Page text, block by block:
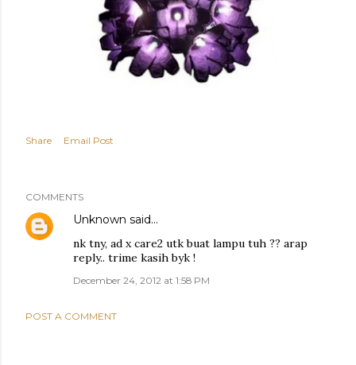
Share Email Post
COMMENTS
Unknown said…
nk tny, ad x care2 utk buat lampu tuh ?? arap
reply.. trime kasih byk !
December 24, 2012 at 1:58 PM
POST A COMMENT